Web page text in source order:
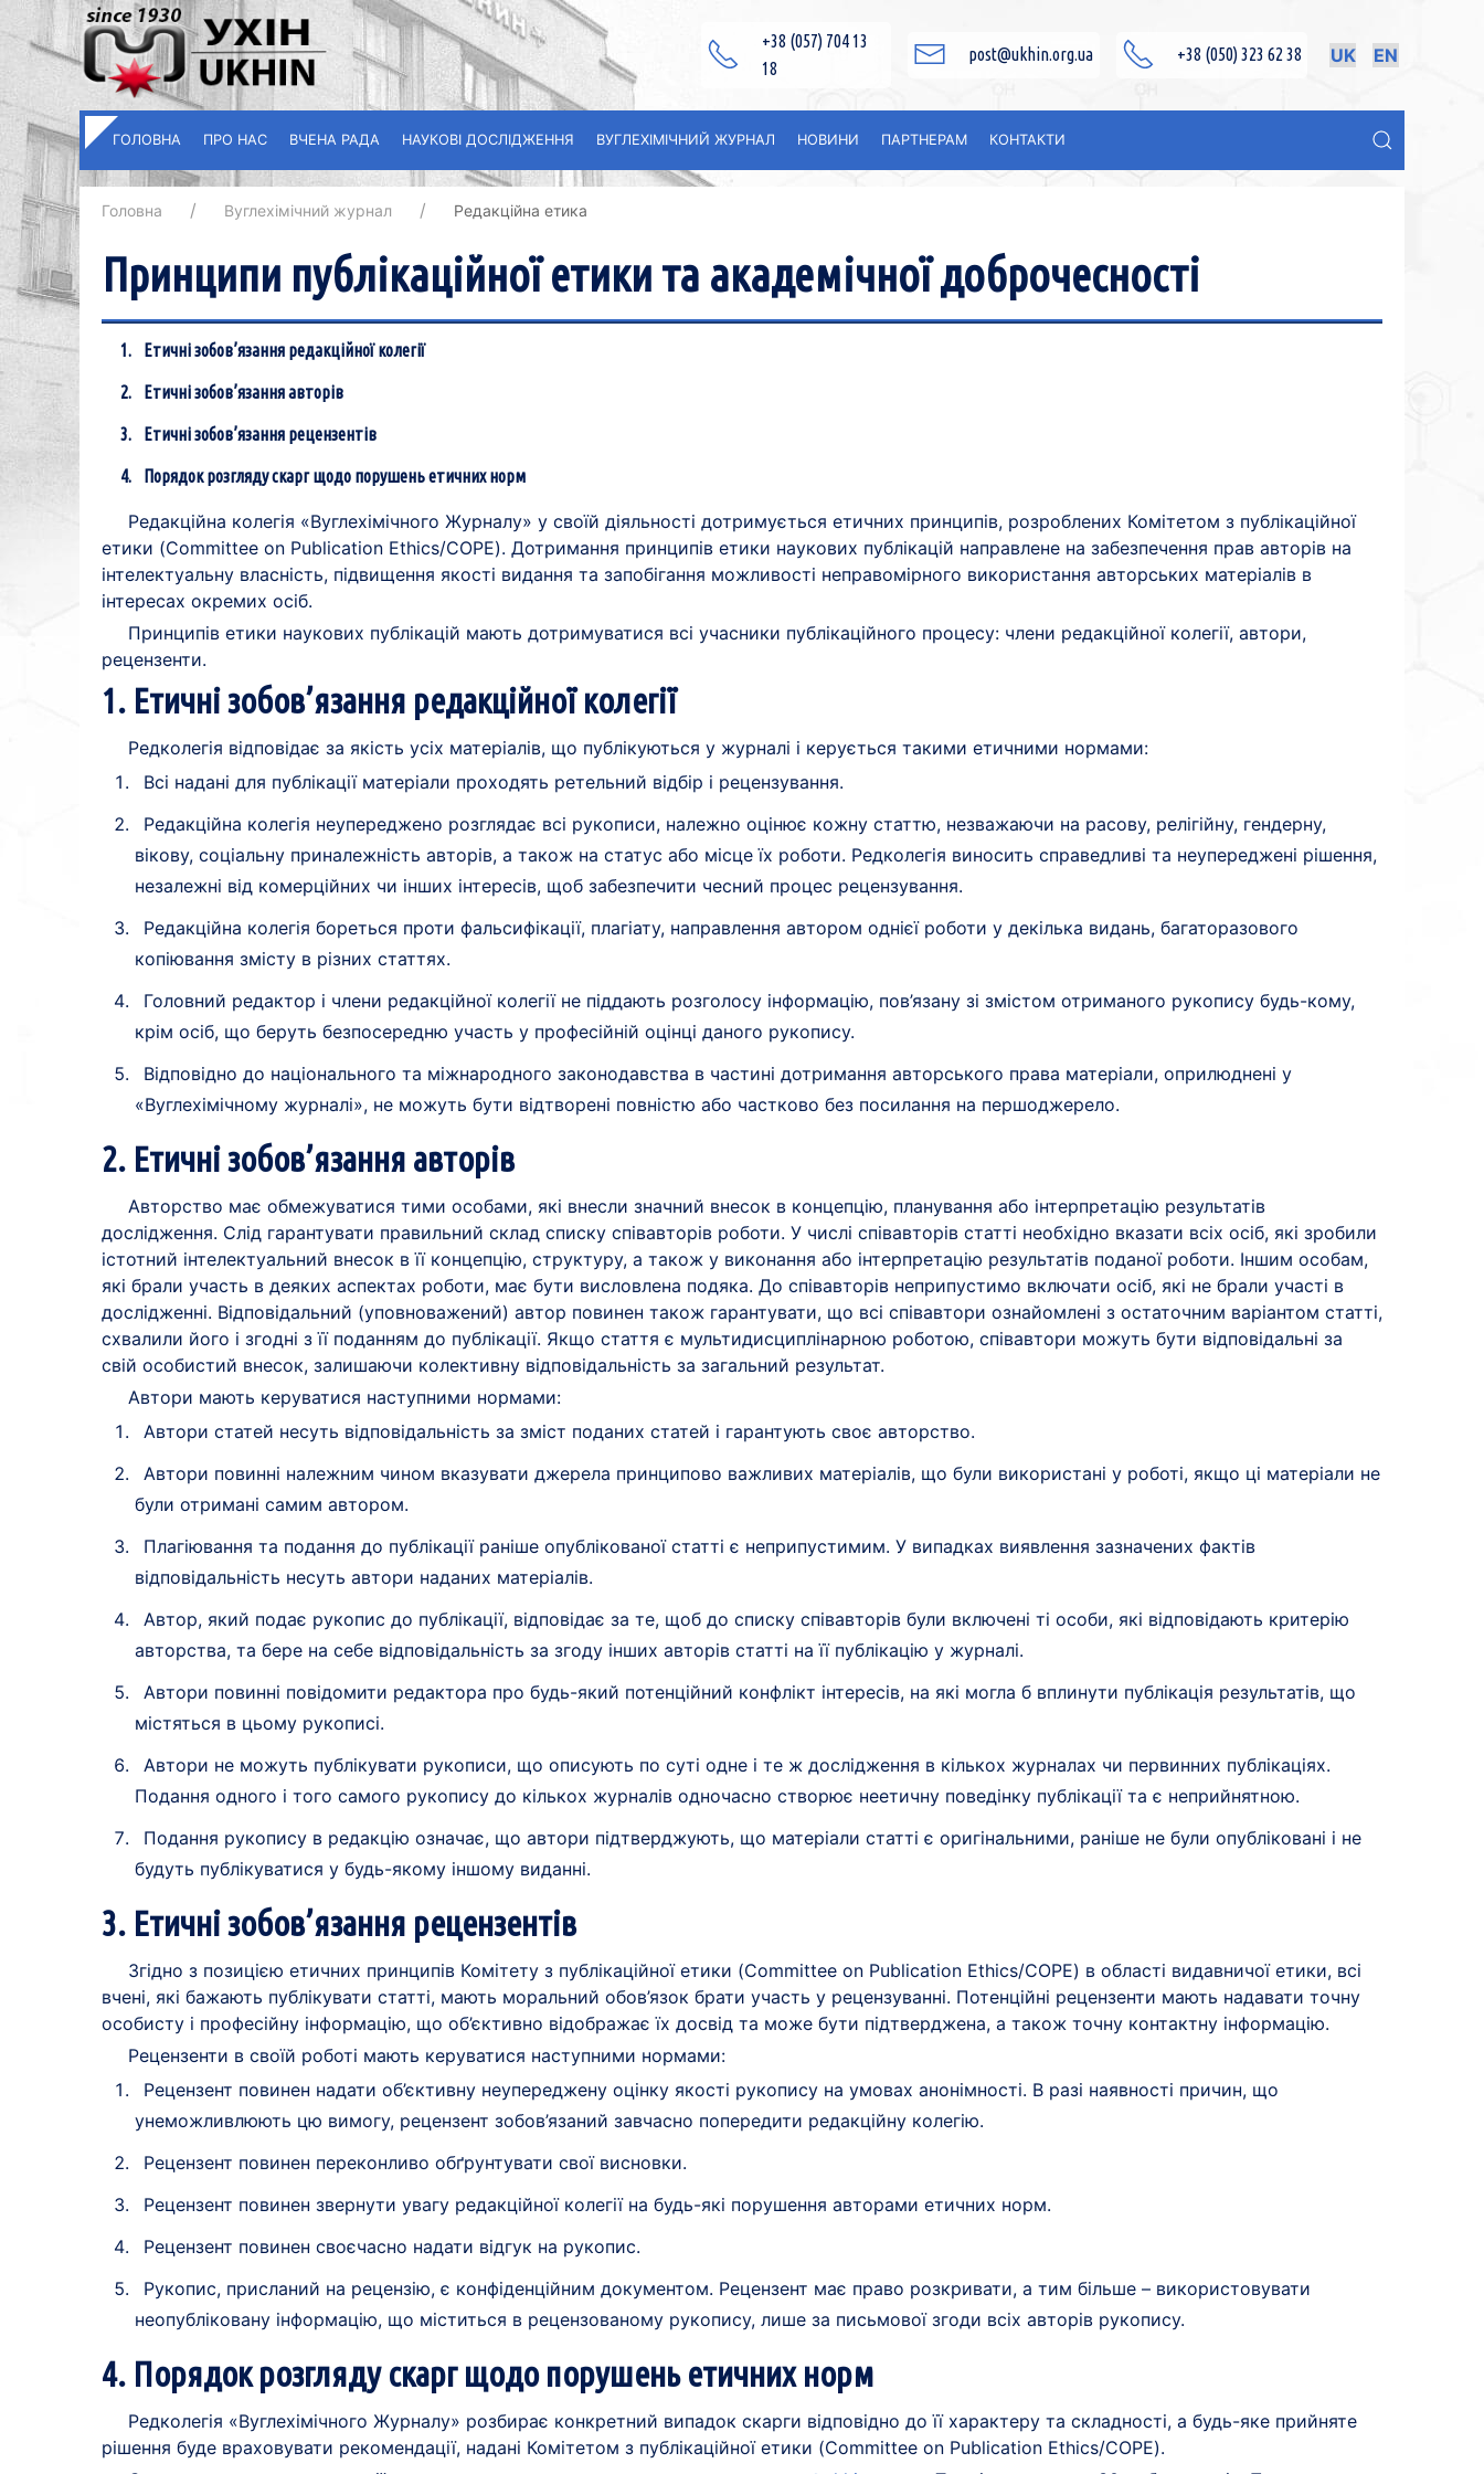
+38 (057) 704 13
18
post@ukhin.org.ua +38 (050) 323 62 38 UK EN
ГОЛОВНА ПРО НАС ВЧЕНА РАДА НАУКОВІ ДОСЛІДЖЕННЯ ВУГЛЕXІМІЧНИЙ ЖУРНАЛ НОВИНИ ПАРТНЕРАМ КОНТАКТИ
Головна Вуглеxімічний журнал Редакційна етика
Принципи публікаційної етики та академічної доброчесності
Етичні зобов’язання редакційної колегії
Етичні зобов’язання авторів
Етичні зобов’язання рецензентів
Порядок розгляду скарг щодо порушень етичних норм
Редакційна колегія «Вуглехімічного Журналу» у своїй діяльності дотримується етичних принципів, розроблених Комітетом з публікаційної
етики (Committee on Publication Ethics/COPE). Дотримання принципів етики наукових публікацій направлене на забезпечення прав авторів на
інтелектуальну власність, підвищення якості видання та запобігання можливості неправомірного використання авторських матеріалів в
інтересах окремих осіб.
Принципів етики наукових публікацій мають дотримуватися всі учасники публікаційного процесу: члени редакційної колегії, автори,
рецензенти.
1. Етичні зобов’язання редакційної колегії
Редколегія відповідає за якість усіх матеріалів, що публікуються у журналі і керується такими етичними нормами:
Всі надані для публікації матеріали проходять ретельний відбір і рецензування.
Редакційна колегія неупереджено розглядає всі рукописи, належно оцінює кожну статтю, незважаючи на расову, релігійну, гендерну,
вікову, соціальну приналежність авторів, а також на статус або місце їх роботи. Редколегія виносить справедливі та неупереджені рішення,
незалежні від комерційних чи інших інтересів, щоб забезпечити чесний процес рецензування.
Редакційна колегія бореться проти фальсифікації, плагіату, направлення автором однієї роботи у декілька видань, багаторазового
копіювання змісту в різних статтях.
Головний редактор і члени редакційної колегії не піддають розголосу інформацію, пов’язану зі змістом отриманого рукопису будь-кому,
крім осіб, що беруть безпосередню участь у професійній оцінці даного рукопису.
Відповідно до національного та міжнародного законодавства в частині дотримання авторського права матеріали, оприлюднені у
«Вуглехімічному журналі», не можуть бути відтворені повністю або частково без посилання на першоджерело.
2. Етичні зобов’язання авторів
Авторство має обмежуватися тими особами, які внесли значний внесок в концепцію, планування або інтерпретацію результатів
дослідження. Слід гарантувати правильний склад списку співавторів роботи. У числі співавторів статті необхідно вказати всіх осіб, які зробили
істотний інтелектуальний внесок в її концепцію, структуру, а також у виконання або інтерпретацію результатів поданої роботи. Іншим особам,
які брали участь в деяких аспектах роботи, має бути висловлена подяка. До співавторів неприпустимо включати осіб, які не брали участі в
дослідженні. Відповідальний (уповноважений) автор повинен також гарантувати, що всі співавтори ознайомлені з остаточним варіантом статті,
схвалили його і згодні з її поданням до публікації. Якщо стаття є мультидисциплінарною роботою, співавтори можуть бути відповідальні за
свій особистий внесок, залишаючи колективну відповідальність за загальний результат.
Автори мають керуватися наступними нормами:
Автори статей несуть відповідальність за зміст поданих статей і гарантують своє авторство.
Автори повинні належним чином вказувати джерела принципово важливих матеріалів, що були використані у роботі, якщо ці матеріали не
були отримані самим автором.
Плагіювання та подання до публікації раніше опублікованої статті є неприпустимим. У випадках виявлення зазначених фактів
відповідальність несуть автори наданих матеріалів.
Автор, який подає рукопис до публікації, відповідає за те, щоб до списку співавторів були включені ті особи, які відповідають критерію
авторства, та бере на себе відповідальність за згоду інших авторів статті на її публікацію у журналі.
Автори повинні повідомити редактора про будь-який потенційний конфлікт інтересів, на які могла б вплинути публікація результатів, що
містяться в цьому рукописі.
Автори не можуть публікувати рукописи, що описують по суті одне і те ж дослідження в кількох журналах чи первинних публікаціях.
Подання одного і того самого рукопису до кількох журналів одночасно створює неетичну поведінку публікації та є неприйнятною.
Подання рукопису в редакцію означає, що автори підтверджують, що матеріали статті є оригінальними, раніше не були опубліковані і не
будуть публікуватися у будь-якому іншому виданні.
3. Етичні зобов’язання рецензентів
Згідно з позицією етичних принципів Комітету з публікаційної етики (Committee on Publication Ethics/COPE) в області видавничої етики, всі
вчені, які бажають публікувати статті, мають моральний обов’язок брати участь у рецензуванні. Потенційні рецензенти мають надавати точну
особисту і професійну інформацію, що об’єктивно відображає їх досвід та може бути підтверджена, а також точну контактну інформацію.
Рецензенти в своїй роботі мають керуватися наступними нормами:
Рецензент повинен надати об’єктивну неупереджену оцінку якості рукопису на умовах анонімності. В разі наявності причин, що
унеможливлюють цю вимогу, рецензент зобов’язаний завчасно попередити редакційну колегію.
Рецензент повинен переконливо обґрунтувати свої висновки.
Рецензент повинен звернути увагу редакційної колегії на будь-які порушення авторами етичних норм.
Рецензент повинен своєчасно надати відгук на рукопис.
Рукопис, присланий на рецензію, є конфіденційним документом. Рецензент має право розкривати, а тим більше – використовувати
неопубліковану інформацію, що міститься в рецензованому рукопису, лише за письмової згоди всіх авторів рукопису.
4. Порядок розгляду скарг щодо порушень етичних норм
Редколегія «Вуглехімічного Журналу» розбирає конкретний випадок скарги відповідно до її характеру та складності, а будь-яке прийняте
рішення буде враховувати рекомендації, надані Комітетом з публікаційної етики (Committee on Publication Ethics/COPE).